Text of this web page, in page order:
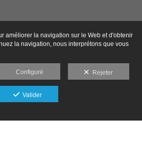
améliorer la navigation sur le Web et d'obtenir
la navigation, nous interprétons que vous
Configuré Rejeter
Valider